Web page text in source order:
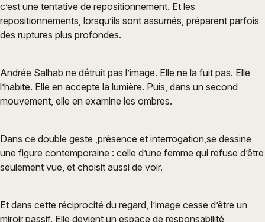
c’est une tentative de repositionnement. Et les
repositionnements, lorsqu’ils sont assumés, préparent parfois
des ruptures plus profondes.
Andrée Salhab ne détruit pas l’image. Elle ne la fuit pas. Elle
l’habite. Elle en accepte la lumière. Puis, dans un second
mouvement, elle en examine les ombres.
Dans ce double geste ,présence et interrogation,se dessine
une figure contemporaine : celle d’une femme qui refuse d’être
seulement vue, et choisit aussi de voir.
Et dans cette réciprocité du regard, l’image cesse d’être un
miroir passif. Elle devient un espace de responsabilité